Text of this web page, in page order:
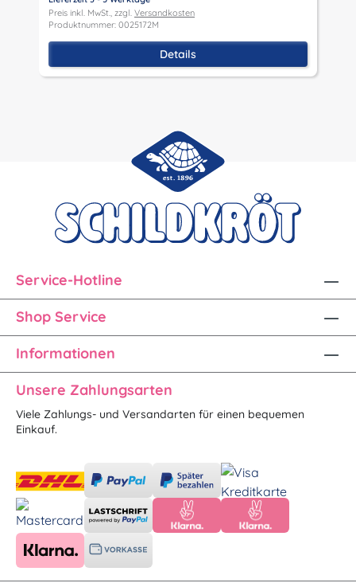
Preis inkl. MwSt., zzgl. Versandkosten
Produktnummer: 0025172M
Details
Service-Hotline
Shop Service
Informationen
Unsere Zahlungsarten
Viele Zahlungs- und Versandarten für einen bequemen
Einkauf.